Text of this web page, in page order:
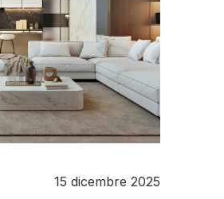
15 dicembre 2025